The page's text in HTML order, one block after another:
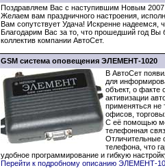
Поздравляем Вас с наступившим Новым
Желаем вам праздничного настроения,
Вам сопутствует Удача! Искренне надеемся,
Благодарим Вас за то, что прошедший год
коллектив компании АвтоСет.
GSM система оповещения ЭЛЕМЕНТ-1020
В АвтоСет
для
объект, о факте
активизации
применяться не
офисов,
С её помощью
телефонная
Отличительные
телефона, что
удобное программирование и гибкую
Перейти к подробному описанию ЭЛЕМЕНТ-